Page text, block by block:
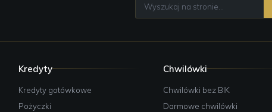
Kredyty
Kredyty gotówkowe
Pożyczki
Chwilówki
Chwilówki bez BIK
Darmowe chwilówki